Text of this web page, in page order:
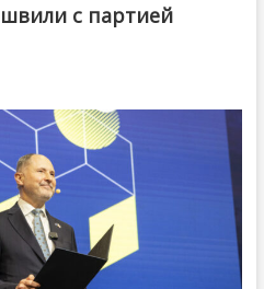
с партией